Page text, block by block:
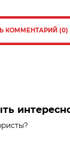
КОММЕНТАРИЙ (0)